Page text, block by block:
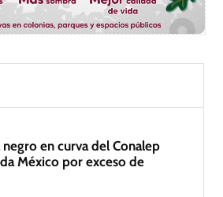
negro en curva del Conalep
México por exceso de